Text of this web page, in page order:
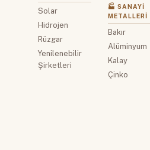
Solar
Hidrojen
Rüzgar
Yenilenebilir
Şirketleri
🏭 SANAYI
METALLERI
Bakır
Alüminyum
Kalay
Çinko